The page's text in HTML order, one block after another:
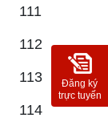
111
112
113
114
Đăng ký
trực tuyến